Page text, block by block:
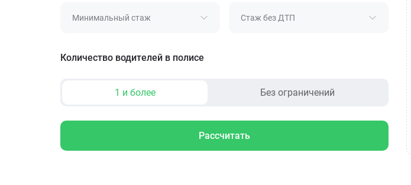
Минимальный стаж Стаж без ДТП
Количество водителей в полисе
1 и более Без ограничений
Рассчитать